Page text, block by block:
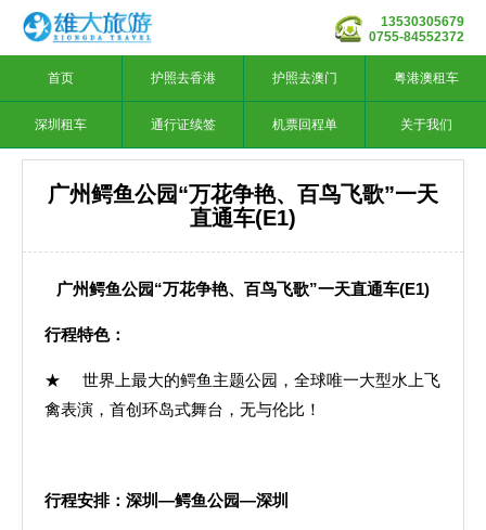
13530305679
0755-84552372
首页 护照去香港 护照去澳门 粤港澳租车
深圳租车 通行证续签 机票回程单 关于我们
广州鳄鱼公园“万花争艳、百鸟飞歌”一天
直通车(E1)
广州鳄鱼公园“万花争艳、百鸟飞歌”一天直通车(E1)
行程特色：
★ 世界上最大的鳄鱼主题公园，全球唯一大型水上飞
禽表演，首创环岛式舞台，无与伦比！
行程安排：深圳—鳄鱼公园—深圳